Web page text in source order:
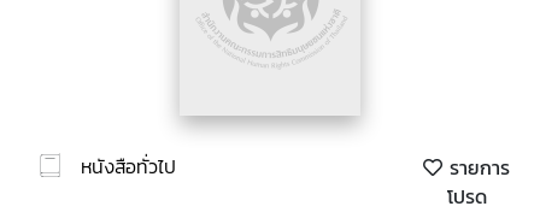
หนังสือทั่วไป
รายการ
โปรด